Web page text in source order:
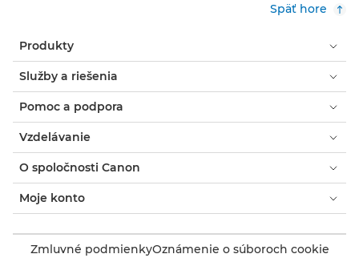
Späť hore
Produkty
Služby a riešenia
Pomoc a podpora
Vzdelávanie
O spoločnosti Canon
Moje konto
Zmluvné podmienkyOznámenie o súboroch cookie